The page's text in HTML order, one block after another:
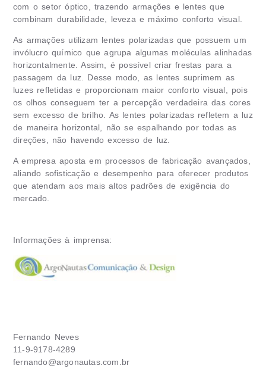
com o setor óptico, trazendo armações e lentes que
combinam durabilidade, leveza e máximo conforto visual.
As armações utilizam lentes polarizadas que possuem um
invólucro químico que agrupa algumas moléculas alinhadas
horizontalmente. Assim, é possível criar frestas para a
passagem da luz. Desse modo, as lentes suprimem as
luzes refletidas e proporcionam maior conforto visual, pois
os olhos conseguem ter a percepção verdadeira das cores
sem excesso de brilho. As lentes polarizadas refletem a luz
de maneira horizontal, não se espalhando por todas as
direções, não havendo excesso de luz.
A empresa aposta em processos de fabricação avançados,
aliando sofisticação e desempenho para oferecer produtos
que atendam aos mais altos padrões de exigência do
mercado.
Informações à imprensa:
Fernando Neves
11-9-9178-4289
fernando@argonautas.com.br